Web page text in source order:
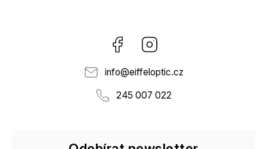
Facebook
info@eiffeloptic.cz
245 007 022